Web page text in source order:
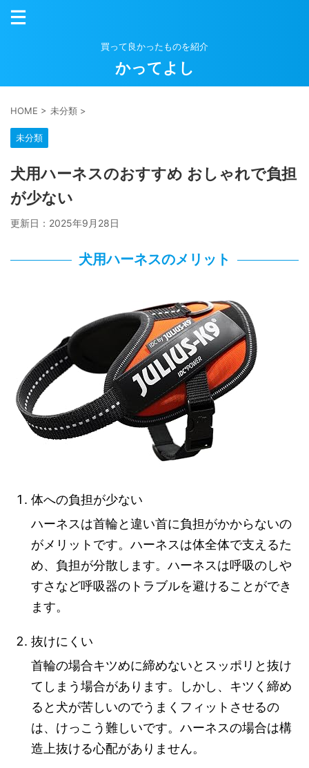
買って良かったものを紹介
かってよし
HOME > 未分類 >
未分類
犬用ハーネスのおすすめ おしゃれで負担
が少ない
更新日： 2025年9月28日
犬用ハーネスのメリット
体への負担が少ない
ハーネスは首輪と違い首に負担がかからないの
がメリットです。ハーネスは体全体で支えるた
め、負担が分散します。ハーネスは呼吸のしや
すさなど呼吸器のトラブルを避けることができ
ます。
抜けにくい
首輪の場合キツめに締めないとスッポリと抜け
てしまう場合があります。しかし、キツく締め
ると犬が苦しいのでうまくフィットさせるの
は、けっこう難しいです。ハーネスの場合は構
造上抜ける心配がありません。